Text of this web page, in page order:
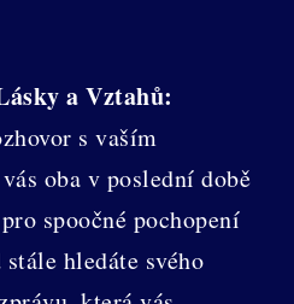
a Vztahů:
s vaším
oba v poslední době
spoočné pochopení
hledáte svého